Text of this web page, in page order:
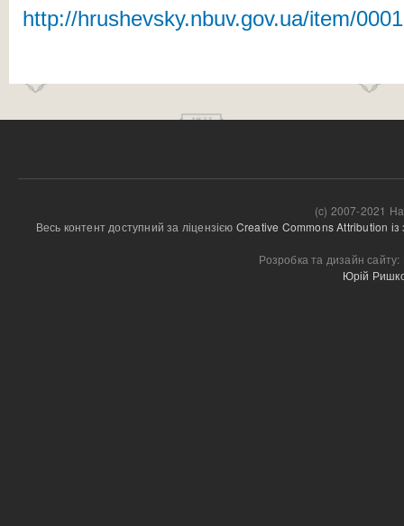
http://hrushevsky.nbuv.gov.ua/item/
(c) 2007-2021
Весь контент доступний за ліцензією Creative Commons Attribution
Розробка та дизайн сайту:
Юрій